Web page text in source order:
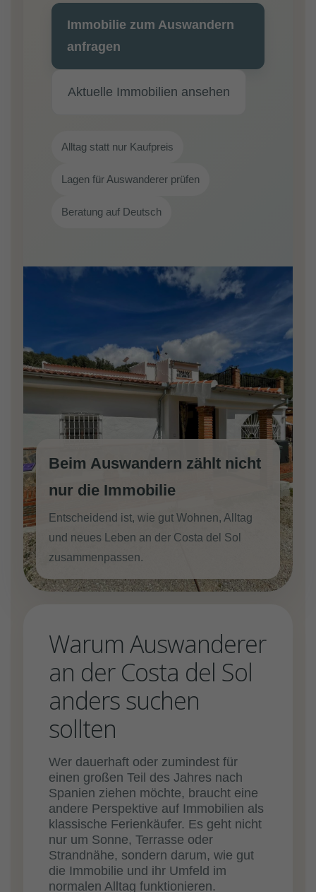
Immobilie zum Auswandern
anfragen
Aktuelle Immobilien ansehen
Alltag statt nur Kaufpreis
Lagen für Auswanderer prüfen
Beratung auf Deutsch
Beim Auswandern zählt nicht
nur die Immobilie
Entscheidend ist, wie gut Wohnen, Alltag
und neues Leben an der Costa del Sol
zusammenpassen.
Warum Auswanderer
an der Costa del Sol
anders suchen
sollten
Wer dauerhaft oder zumindest für
einen großen Teil des Jahres nach
Spanien ziehen möchte, braucht eine
andere Perspektive auf Immobilien als
klassische Ferienkäufer. Es geht nicht
nur um Sonne, Terrasse oder
Strandnähe, sondern darum, wie gut
die Immobilie und ihr Umfeld im
normalen Alltag funktionieren.